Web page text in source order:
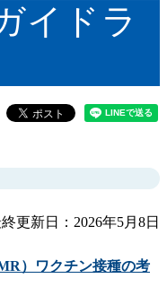
イドラ
更新日：2026年5月8日
）ワクチン接種の考